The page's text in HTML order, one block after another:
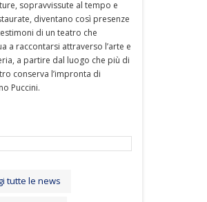
sopravvissute al tempo e
diventano così presenze
di un teatro che
a raccontarsi attraverso l’arte e
a partire dal luogo che più di
conserva l’impronta di
Puccini.
tutte le news